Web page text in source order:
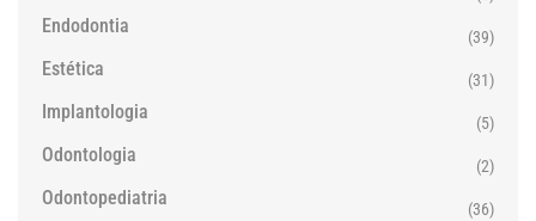
Endodontia (39)
Estética (31)
Implantologia (5)
Odontologia (2)
Odontopediatria (36)